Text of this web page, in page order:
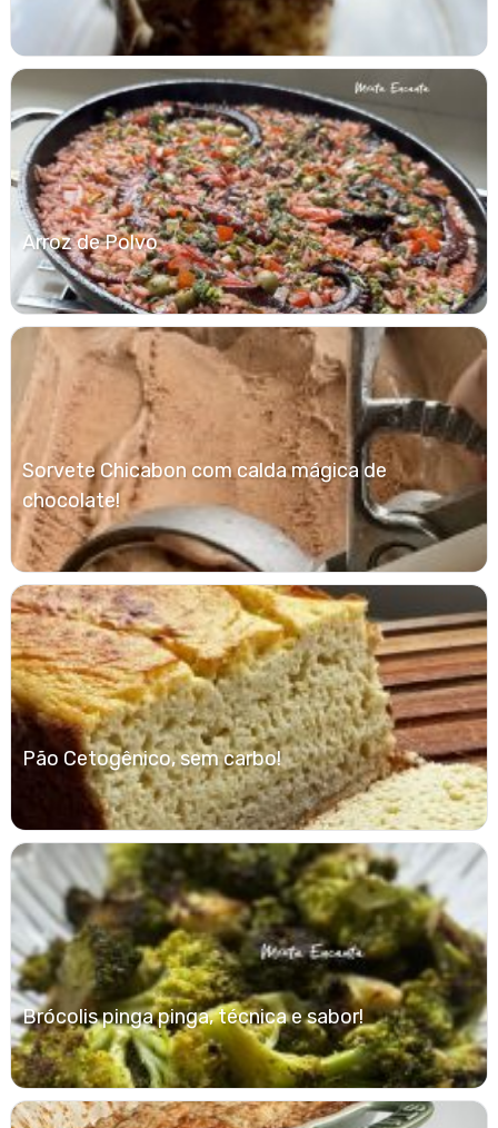
Arroz de Polvo
Sorvete Chicabon com calda mágica de
chocolate!
Pão Cetogênico, sem carbo!
Brócolis pinga pinga, técnica e sabor!